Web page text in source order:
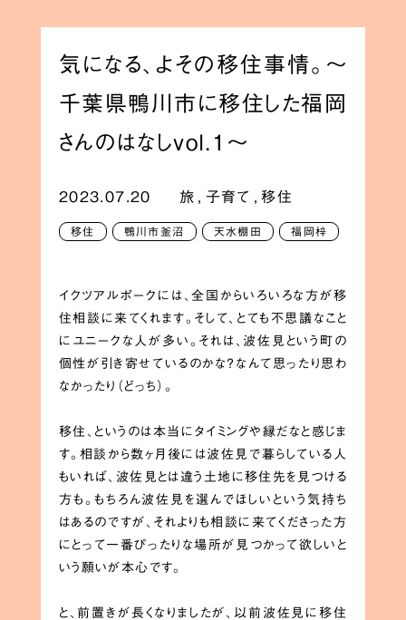
気になる、よその移住事情。〜
千葉県鴨川市に移住した福岡
さんのはなしvol.1〜
2023.07.20 旅 子育て 移住
移住 鴨川市釜沼 天水棚田 福岡梓
イクツアルポークには、全国からいろいろな方が移
住相談に来てくれます。そして、とても不思議なこと
にユニークな人が多い。それは、波佐見という町の
個性が引き寄せているのかな？なんて思ったり思わ
なかったり（どっち）。
移住、というのは本当にタイミングや縁だなと感じま
す。相談から数ヶ月後には波佐見で暮らしている人
もいれば、波佐見とは違う土地に移住先を見つける
方も。もちろん波佐見を選んでほしいという気持ち
はあるのですが、それよりも相談に来てくださった方
にとって一番ぴったりな場所が見つかって欲しいと
いう願いが本心です。
と、前置きが長くなりましたが、以前波佐見に移住